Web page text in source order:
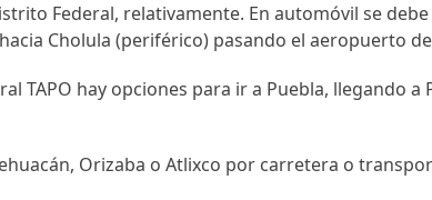
Federal, relativamente. En automóvil se
Cholula (periférico) pasando el aeropuerto
TAPO hay opciones para ir a Puebla, llegando
Orizaba o Atlixco por carretera o